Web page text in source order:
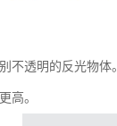
不透明的反光物
高。